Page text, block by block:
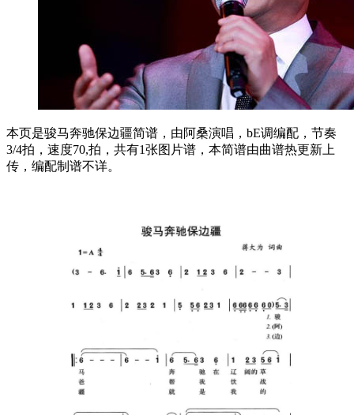
本页是骏马奔驰保边疆简谱，由阿桑演唱，bE调编配，节奏
3/4拍，速度70,拍，共有1张图片谱，本简谱由曲谱热更新上
传，编配制谱不详。